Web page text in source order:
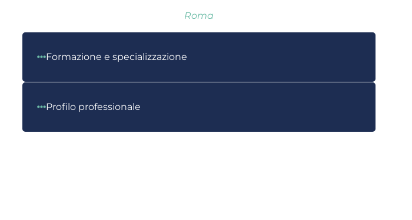
Roma
Formazione e specializzazione
Profilo professionale